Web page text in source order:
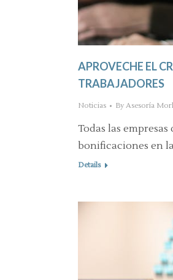
APROVECHE EL
TRABAJADORES
Noticias By Asesoría
Todas las
bonificaciones en
Details